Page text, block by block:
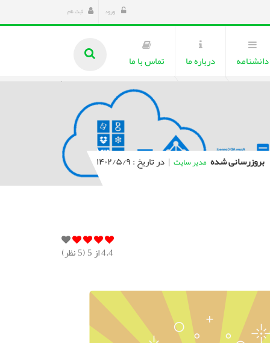
ورود ثبت نام
دانشنامه درباره ما تماس با ما
بروزرسانی شده مدیر سایت | در تاریخ : ۱۴۰۲/۵/۹
4.4از 5 ( 5نظر)